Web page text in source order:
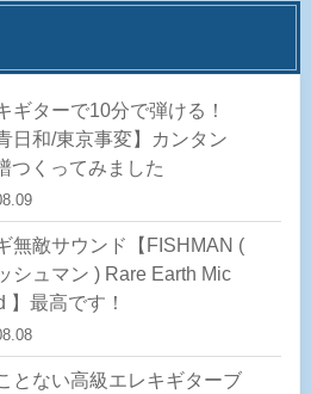
ギターで10分で弾ける！
日和/東京事変】カンタン
つくってみました
無敵サウンド【FISHMAN (
シュマン ) Rare Earth Mic
】最高です！
とない高級エレキギターブ